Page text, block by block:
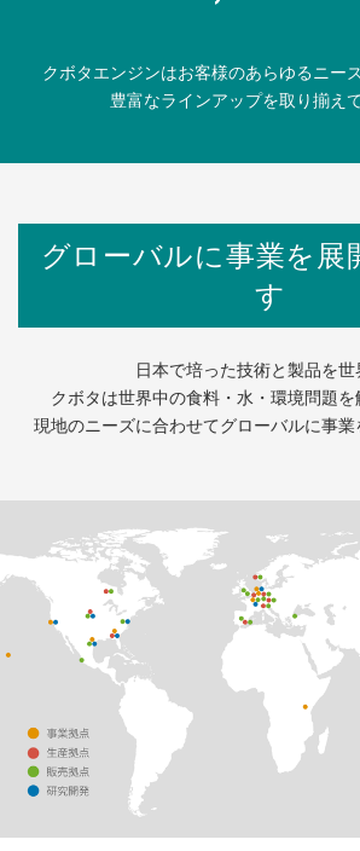
クボタエンジンはお客様のあらゆるニー
豊富なラインアップを取り揃え
グローバルに事業を展
す
日本で培った技術と製品を世
クボタは世界中の食料・水・環境問題を
現地のニーズに合わせてグローバルに事業